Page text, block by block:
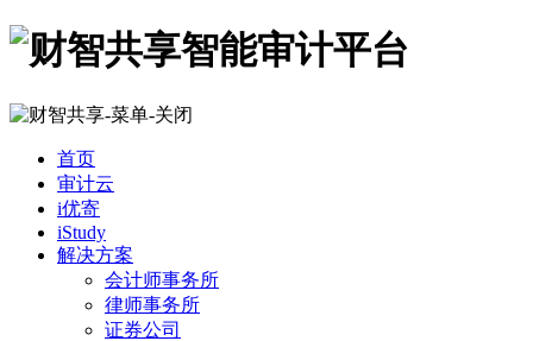
首页
审计云
i优寄
iStudy
解决方案
会计师事务所
律师事务所
证券公司